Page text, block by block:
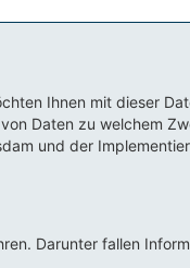
Ihnen mit dieser
Daten zu welchem
und der
Darunter fallen